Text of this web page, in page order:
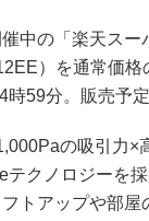
中の「楽天スー
）を通常価
時59分。販売予
の吸引力×
テクノロジーを
トアップや部